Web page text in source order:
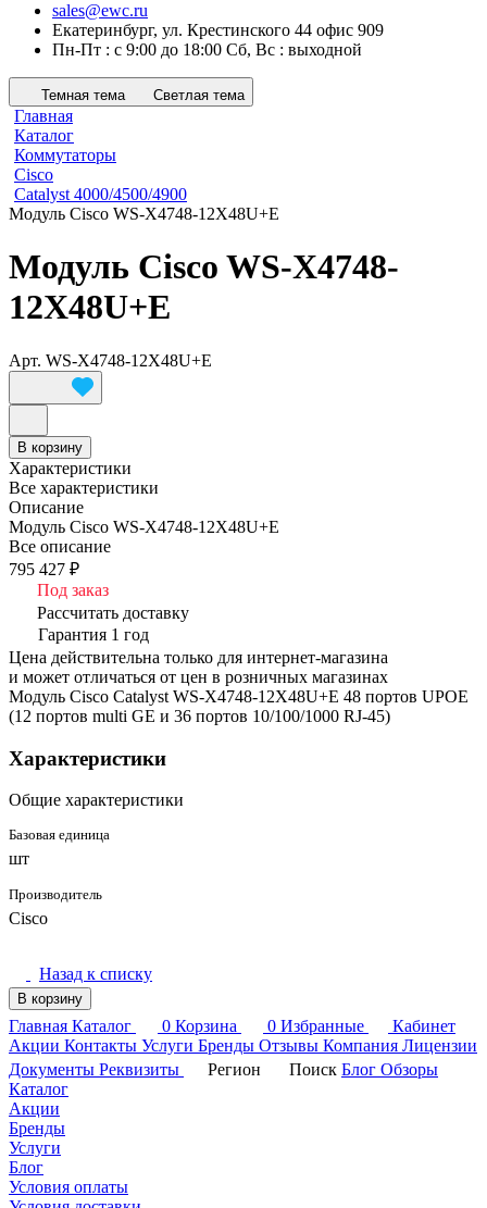
sales@ewc.ru
Екатеринбург, ул. Крестинского 44 офис 909
Пн-Пт : с 9:00 до 18:00 Сб, Вс : выходной
Темная тема Светлая тема
Главная
Каталог
Коммутаторы
Cisco
Catalyst 4000/4500/4900
Модуль Cisco WS-X4748-12X48U+E
Модуль Cisco WS-X4748-
12X48U+E
Арт. WS-X4748-12X48U+E
В корзину
Характеристики
Все характеристики
Описание
Модуль Cisco WS-X4748-12X48U+E
Все описание
795 427 ₽
Под заказ
Рассчитать доставку
Гарантия 1 год
Цена действительна только для интернет-магазина
и может отличаться от цен в розничных магазинах
Модуль Cisco Catalyst WS-X4748-12X48U+E 48 портов UPOE
(12 портов multi GE и 36 портов 10/100/1000 RJ-45)
Характеристики
Общие характеристики
Базовая единица
шт
Производитель
Cisco
Назад к списку
В корзину
Главная Каталог 0 Корзина 0 Избранные
Кабинет
Акции Контакты Услуги Бренды Отзывы Компания Лицензии
Документы Реквизиты Регион Поиск Блог Обзоры
Каталог
Акции
Бренды
Услуги
Блог
Условия оплаты